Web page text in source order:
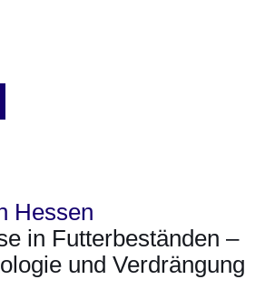
Hessen
in Futterbeständen –
und Verdrängung